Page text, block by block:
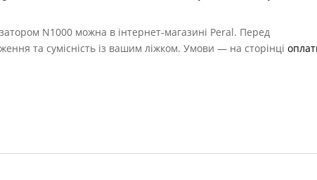
N1000 можна в інтернет-магазині Peral. Перед
та сумісність із вашим ліжком. Умови — на сторінці